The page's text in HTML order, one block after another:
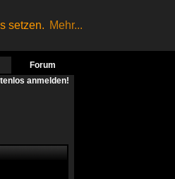
setzen. Mehr...
Forum
anmelden!